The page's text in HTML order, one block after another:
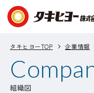
タキヒヨーTOP 企業情報
組織図